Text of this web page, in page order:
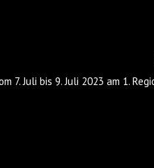
7. Juli bis 9. Juli 2023 am 1.